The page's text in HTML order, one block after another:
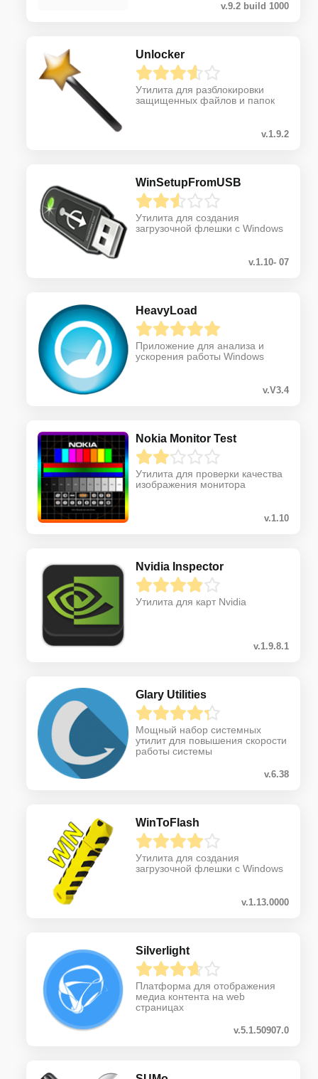
v.9.2 build 1000
Unlocker
Утилита для разблокировки
защищенных файлов и папок
v.1.9.2
WinSetupFromUSB
Утилита для создания
загрузочной флешки с Windows
v.1.10- 07
HeavyLoad
Приложение для анализа и
ускорения работы Windows
v.V3.4
Nokia Monitor Test
Утилита для проверки качества
изображения монитора
v.1.10
Nvidia Inspector
Утилита для карт Nvidia
v.1.9.8.1
Glary Utilities
Мощный набор системных
утилит для повышения скорости
работы системы
v.6.38
WinToFlash
Утилита для создания
загрузочной флешки с Windows
v.1.13.0000
Silverlight
Платформа для отображения
медиа контента на web
страницах
v.5.1.50907.0